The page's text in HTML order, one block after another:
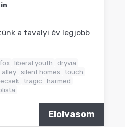
a tavalyi év legjobb
liberal youth
dryvia
alley silent homes
touch
tragic
harmed
Elolvasom